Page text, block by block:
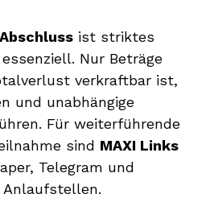
ist striktes
Nur Beträge
verkraftbar ist,
und unabhängige
Für weiterführende
sind MAXI Links
Telegram und